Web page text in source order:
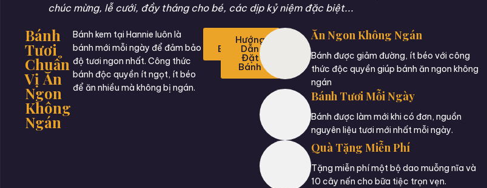
chúc mừng, lễ cưới, đầy tháng cho bé, các dịp kỷ niệm đặc biệt...
Bánh
Tươi
Chuẩn
Vị Ăn
Ngon
Không
Ngán
Bánh kem tại Hannie luôn là
bánh mới mỗi ngày để đảm bảo
độ tươi ngon nhất. Công thức
bánh độc quyền ít ngọt, ít béo
để ăn nhiều mà không bị ngán.
Đặt
Bánh
Hướng
Dẫn
Đặt
Bánh
Ăn Ngon Không Ngán
Bánh được giảm đường, ít béo với công
thức độc quyền giúp bánh ăn ngon không
ngán
Bánh Tươi Mỗi Ngày
Bánh được làm mới khi có đơn, nguồn
nguyên liệu tươi mới nhất mỗi ngày.
Quà Tặng Miễn Phí
Tặng miễn phí một bộ dao muỗng nĩa và
10 cây nến cho bữa tiệc trọn vẹn.